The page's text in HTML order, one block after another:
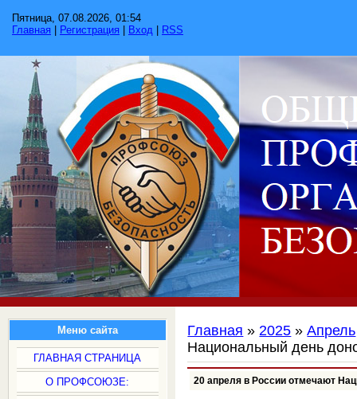
Пятница, 07.08.2026, 01:54
Главная
Регистрация Вход RSS
Меню сайта
ГЛАВНАЯ СТРАНИЦА
О ПРОФСОЮЗЕ:
Главная »2025 » Апрель
Национальный день
20 апреля в России отмечают